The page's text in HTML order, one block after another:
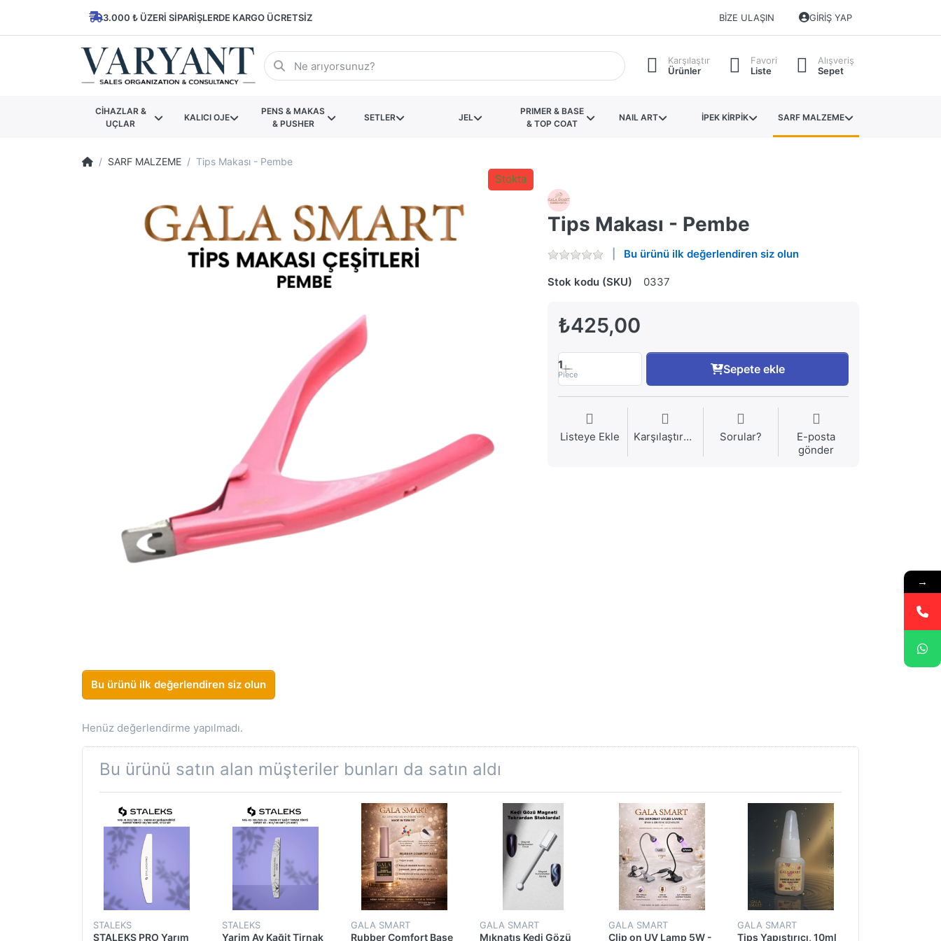
3.000 ₺ ÜZERI SIPARIŞLERDE KARGO ÜCRETSIZ BIZE ULAŞIN GIRIŞ YAP
Karşılaştır
Ürünler
Favori
Liste
Alışveriş
Sepet
CİHAZLAR &
UÇLAR
KALICI OJE
PENS & MAKAS
& PUSHER
SETLER JEL
PRIMER & BASE
& TOP COAT
NAIL ART İPEK KİRPİK SARF MALZEME
SARF MALZEME Tips Makası - Pembe
Tips Makası - Pembe
Bu ürünü ilk değerlendiren siz olun
Stok kodu (SKU) 0337
₺425,00
Stokta
1
Piece Sepete ekle
Listeye Ekle Karşılaştırma Sorular?
E-posta
gönder
Bu ürünü ilk değerlendiren siz olun
Henüz değerlendirme yapılmadı.
Bu ürünü satın alan müşteriler bunları da satın aldı
STALEKS
STALEKS PRO Yarım
STALEKS
Yarim Ay Kağit Tirnak
GALA SMART
Rubber Comfort Base
GALA SMART
Mıknatıs Kedi Gözü
GALA SMART
Clip on UV Lamp 5W -
GALA SMART
Tips Yapıştırıcı, 10ml
→